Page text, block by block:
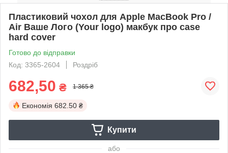
Пластиковий чохол для Apple MacBook Pro /
Air Ваше Лого (Your logo) макбук про case
hard cover
Готово до відправки
Код: 3365-2604
Роздріб
682,50 ₴ 1 365 ₴
Економія 682.50 ₴
Купити
або